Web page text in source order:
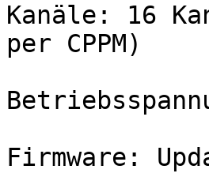
Kanäle: 16
per CPPM)
Firmware: